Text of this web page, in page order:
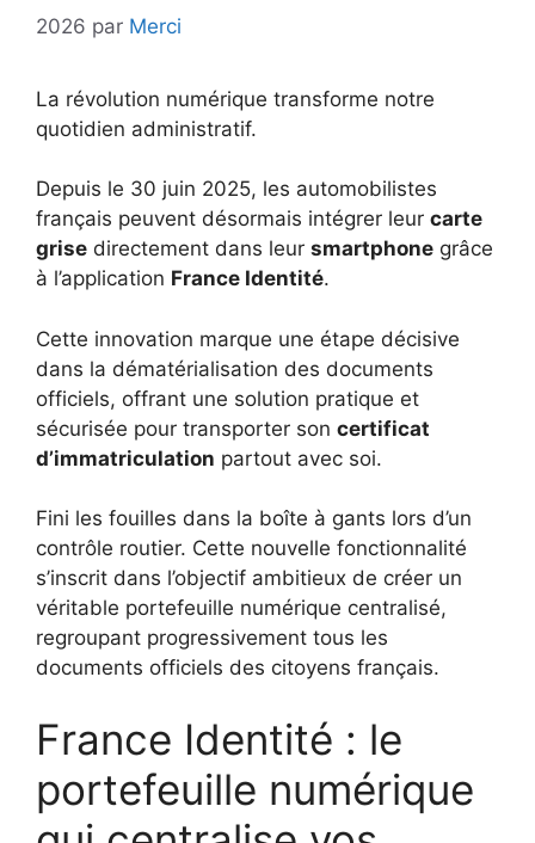
2026 par Merci
La révolution numérique transforme notre
quotidien administratif.
Depuis le 30 juin 2025, les automobilistes
français peuvent désormais intégrer leur carte
grise directement dans leur smartphone grâce
à l’application France Identité.
Cette innovation marque une étape décisive
dans la dématérialisation des documents
officiels, offrant une solution pratique et
sécurisée pour transporter son certificat
d’immatriculation partout avec soi.
Fini les fouilles dans la boîte à gants lors d’un
contrôle routier. Cette nouvelle fonctionnalité
s’inscrit dans l’objectif ambitieux de créer un
véritable portefeuille numérique centralisé,
regroupant progressivement tous les
documents officiels des citoyens français.
France Identité : le
portefeuille numérique